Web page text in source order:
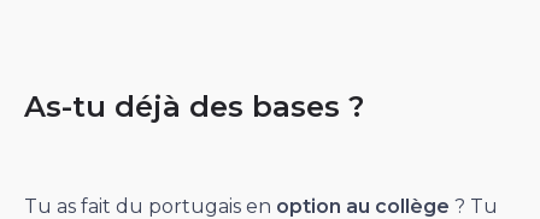
As-tu déjà des bases ?
Tu as fait du portugais en option au collège ? Tu